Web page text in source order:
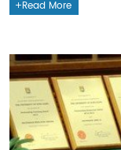
Read More